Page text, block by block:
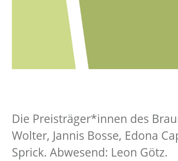
Die Preisträger*innen des
Wolter, Jannis Bosse, Edona
Sprick. Abwesend: Leon Götz.